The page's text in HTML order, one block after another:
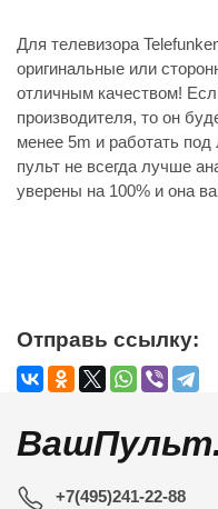
Для телевизора
оригинальные или
отличным качеством!
производителя, то он
менее 5m и работать
пульт не всегда лучше
уверены на 100% и она
Отправь ссылку:
+7(495)241-22-88